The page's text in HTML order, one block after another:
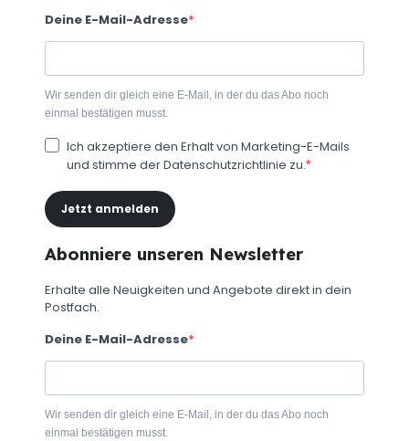
Deine E-Mail-Adresse
Wir senden dir gleich eine E-Mail, in der du das Abo noch
einmal bestätigen musst.
Ich akzeptiere den Erhalt von Marketing-E-Mails
und stimme der Datenschutzrichtlinie zu.
Jetzt anmelden
Abonniere unseren Newsletter
Erhalte alle Neuigkeiten und Angebote direkt in dein
Postfach.
Deine E-Mail-Adresse
Wir senden dir gleich eine E-Mail, in der du das Abo noch
einmal bestätigen musst.